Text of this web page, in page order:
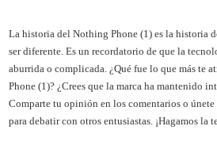
La historia del Nothing Phone (1) es la historia
ser diferente. Es un recordatorio de que la
aburrida o complicada. ¿Qué fue lo que más te
Phone (1)? ¿Crees que la marca ha mantenido
Comparte tu opinión en los comentarios o únete
para debatir con otros entusiastas. ¡Hagamos